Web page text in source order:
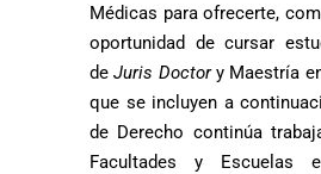
Médicas para ofrecerte,
oportunidad de cursar
deJuris Doctory Maestría
que se incluyen a
de Derecho continúa
Facultades y Escuelas